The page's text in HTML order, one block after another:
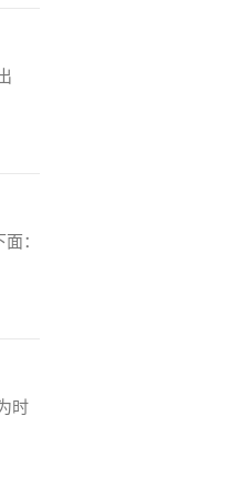
：
时